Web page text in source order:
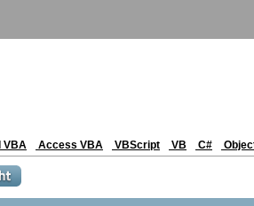
VBA Access VBA VBScript VB C#